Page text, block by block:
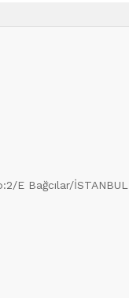
E Bağcılar/İSTANBUL